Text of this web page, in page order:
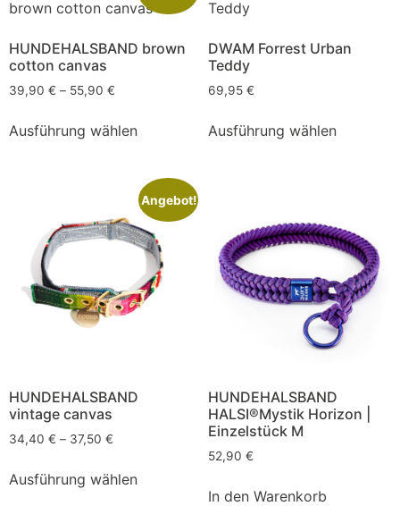
HUNDEHALSBAND brown
cotton canvas
39,90 € – 55,90 €
Ausführung wählen
DWAM Forrest Urban
Teddy
69,95 €
Ausführung wählen
Angebot!
HUNDEHALSBAND
vintage canvas
34,40 € – 37,50 €
Ausführung wählen
HUNDEHALSBAND
HALSI®Mystik Horizon |
Einzelstück M
52,90 €
In den Warenkorb